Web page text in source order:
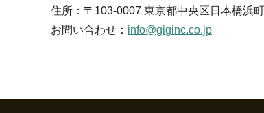
住所：〒103-0007 東京都中央区日本橋浜
お問い合わせ： info@giginc.co.jp